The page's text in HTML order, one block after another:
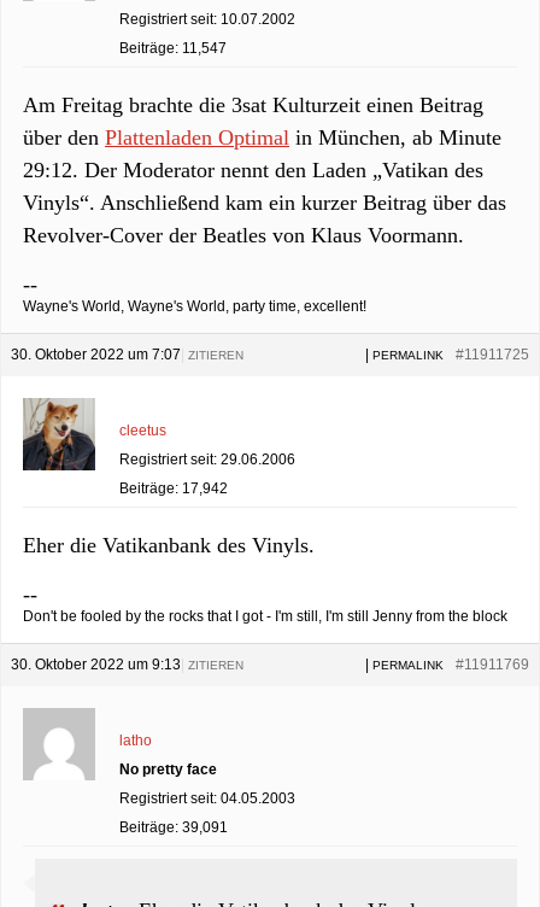
Registriert seit: 10.07.2002
Beiträge: 11,547
Am Freitag brachte die 3sat Kulturzeit einen Beitrag
über den Plattenladen Optimal in München, ab Minute
29:12. Der Moderator nennt den Laden „Vatikan des
Vinyls“. Anschließend kam ein kurzer Beitrag über das
Revolver-Cover der Beatles von Klaus Voormann.
--
Wayne's World, Wayne's World, party time, excellent!
30. Oktober 2022 um 7:07 #11911725
PERMALINK
ZITIEREN
cleetus
Registriert seit: 29.06.2006
Beiträge: 17,942
Eher die Vatikanbank des Vinyls.
--
Don't be fooled by the rocks that I got - I'm still, I'm still Jenny from the block
30. Oktober 2022 um 9:13 #11911769
PERMALINK
ZITIEREN
latho
No pretty face
Registriert seit: 04.05.2003
Beiträge: 39,091